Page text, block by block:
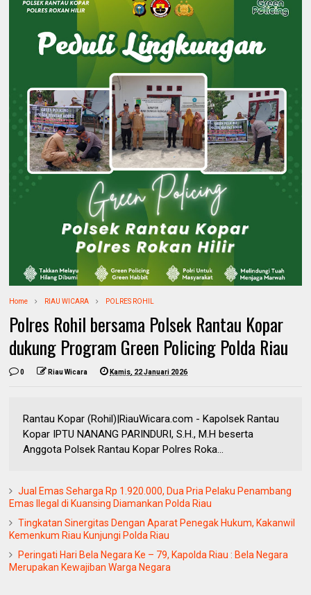
Home RIAU WICARA POLRES ROHIL
Polres Rohil bersama Polsek Rantau Kopar
dukung Program Green Policing Polda Riau
0 Riau Wicara Kamis, 22 Januari 2026
Rantau Kopar (Rohil)|RiauWicara.com - Kapolsek Rantau
Kopar IPTU NANANG PARINDURI, S.H., M.H beserta
Anggota Polsek Rantau Kopar Polres Roka...
Jual Emas Seharga Rp 1.920.000, Dua Pria Pelaku Penambang
Emas Ilegal di Kuansing Diamankan Polda Riau
Tingkatan Sinergitas Dengan Aparat Penegak Hukum, Kakanwil
Kemenkum Riau Kunjungi Polda Riau
Peringati Hari Bela Negara Ke – 79, Kapolda Riau : Bela Negara
Merupakan Kewajiban Warga Negara